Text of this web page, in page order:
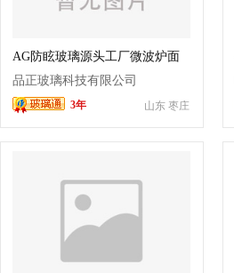
AG防眩玻璃源头工厂微波炉面
板玻璃
品正玻璃科技有限公司
山东 枣庄
3年